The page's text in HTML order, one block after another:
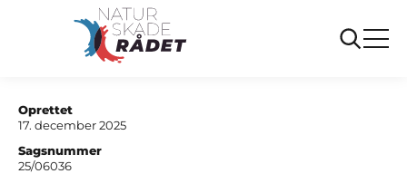
Sager
Ikke medhold i klage over afvisning af skader
på elinstallationer
Oprettet
17. december 2025
Sagsnummer
25/06036